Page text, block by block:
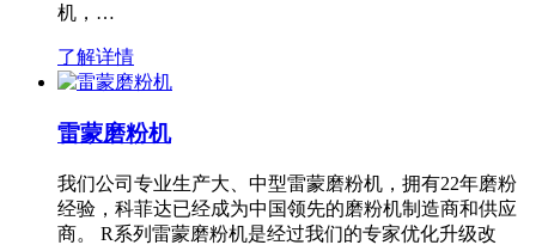
机，…
了解详情
雷蒙磨粉机
我们公司专业生产大、中型雷蒙磨粉机，拥有22年磨粉
经验，科菲达已经成为中国领先的磨粉机制造商和供应
商。 R系列雷蒙磨粉机是经过我们的专家优化升级改